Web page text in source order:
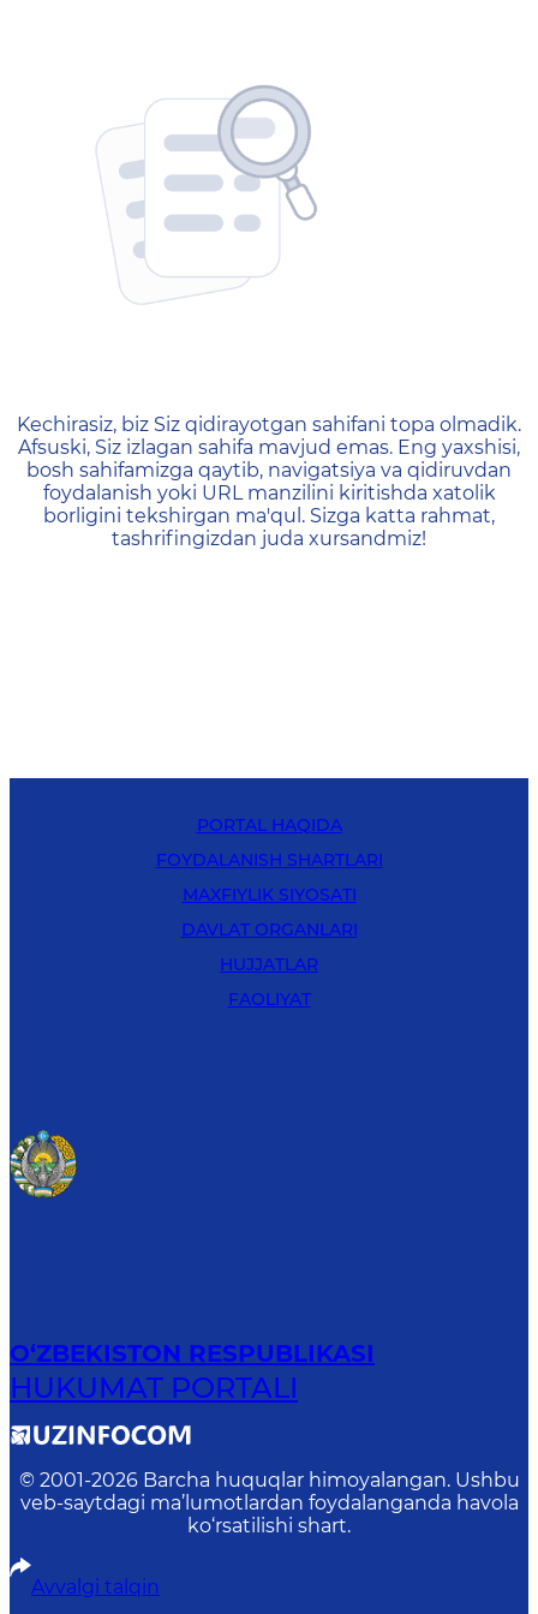
404 — Страница не
Kechirasiz, biz Siz qidirayotgan sahifani topa olmadik.
Afsuski, Siz izlagan sahifa mavjud emas. Eng yaxshisi,
bosh sahifamizga qaytib, navigatsiya va qidiruvdan
foydalanish yoki URL manzilini kiritishda xatolik
borligini tekshirgan ma'qul. Sizga katta rahmat,
tashrifingizdan juda xursandmiz!
PORTAL HAQIDA
FOYDALANISH SHARTLARI
MAXFIYLIK SIYOSATI
DAVLAT ORGANLARI
HUJJATLAR
FAOLIYAT
O‘ZBEKISTON RESPUBLIKASI
HUKUMAT PORTALI
© 2001-2026 Barcha huquqlar himoyalangan. Ushbu
veb-saytdagi ma’lumotlardan foydalanganda havola
ko‘rsatilishi shart.
Avvalgi talqin